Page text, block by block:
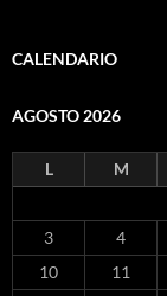
CALENDARIO
AGOSTO 2026
L M
3
4
10
11